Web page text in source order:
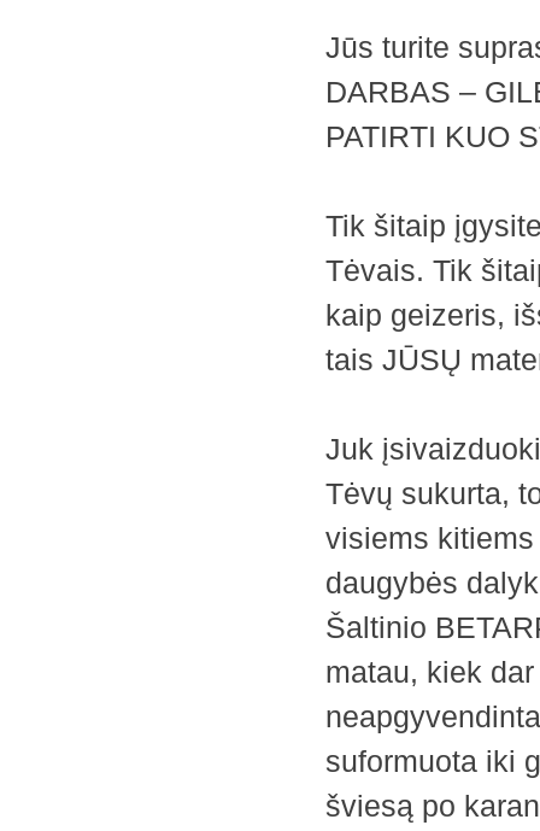
Jūs turite
DARBAS –
PATIRTI KUO
Tik šitaip
Tėvais. Tik
kaip geizeris,
tais JŪSŲ
Juk
Tėvų sukurta,
visiems
daugybės
Šaltinio
matau, kiek
suformuota iki
šviesą po